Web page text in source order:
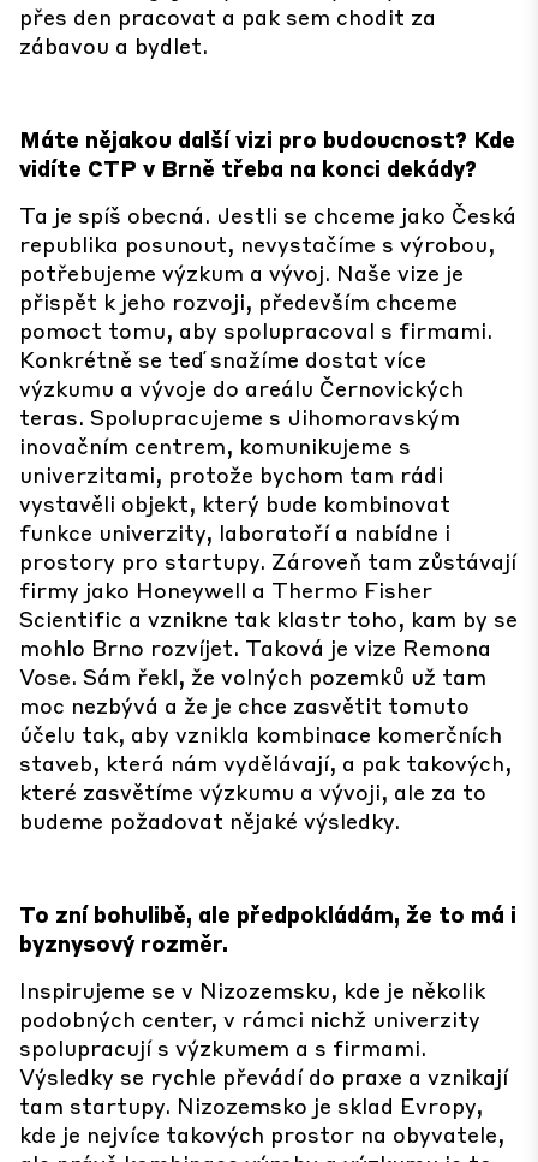
přes den pracovat a pak sem chodit za
zábavou a bydlet.
Máte nějakou další vizi pro budoucnost? Kde
vidíte CTP v Brně třeba na konci dekády?
Ta je spíš obecná. Jestli se chceme jako Česká
republika posunout, nevystačíme s výrobou,
potřebujeme výzkum a vývoj. Naše vize je
přispět k jeho rozvoji, především chceme
pomoct tomu, aby spolupracoval s firmami.
Konkrétně se teď snažíme dostat více
výzkumu a vývoje do areálu Černovických
teras. Spolupracujeme s Jihomoravským
inovačním centrem, komunikujeme s
univerzitami, protože bychom tam rádi
vystavěli objekt, který bude kombinovat
funkce univerzity, laboratoří a nabídne i
prostory pro startupy. Zároveň tam zůstávají
firmy jako Honeywell a Thermo Fisher
Scientific a vznikne tak klastr toho, kam by se
mohlo Brno rozvíjet. Taková je vize Remona
Vose. Sám řekl, že volných pozemků už tam
moc nezbývá a že je chce zasvětit tomuto
účelu tak, aby vznikla kombinace komerčních
staveb, která nám vydělávají, a pak takových,
které zasvětíme výzkumu a vývoji, ale za to
budeme požadovat nějaké výsledky.
To zní bohulibě, ale předpokládám, že to má i
byznysový rozměr.
Inspirujeme se v Nizozemsku, kde je několik
podobných center, v rámci nichž univerzity
spolupracují s výzkumem a s firmami.
Výsledky se rychle převádí do praxe a vznikají
tam startupy. Nizozemsko je sklad Evropy,
kde je nejvíce takových prostor na obyvatele,